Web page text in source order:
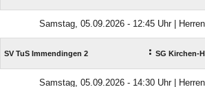
Samstag, 05.09.2026 - 12:45 Uhr |
SV TuS Immendingen 2 : SG Kirchen-
Samstag, 05.09.2026 - 14:30 Uhr |